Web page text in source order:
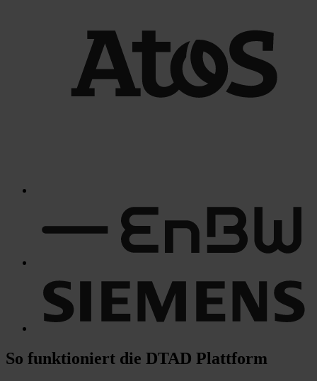
So funktioniert die DTAD Plattform